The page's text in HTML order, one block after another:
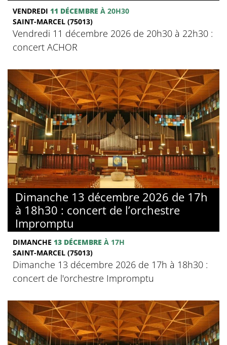
VENDREDI 11 DÉCEMBRE À 20H30
SAINT-MARCEL (75013)
Vendredi 11 décembre 2026 de 20h30 à 22h30 :
concert ACHOR
Dimanche 13 décembre 2026 de 17h
à 18h30 : concert de l’orchestre
Impromptu
DIMANCHE 13 DÉCEMBRE À 17H
SAINT-MARCEL (75013)
Dimanche 13 décembre 2026 de 17h à 18h30 :
concert de l'orchestre Impromptu